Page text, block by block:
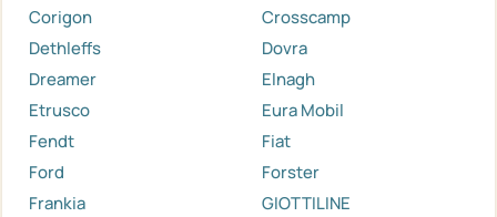
Corigon
Crosscamp
Dethleffs
Dovra
Dreamer
Elnagh
Etrusco
Eura Mobil
Fendt
Fiat
Ford
Forster
Frankia
GIOTTILINE